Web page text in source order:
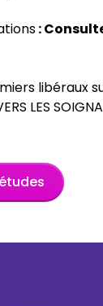
:
libéraux
LES